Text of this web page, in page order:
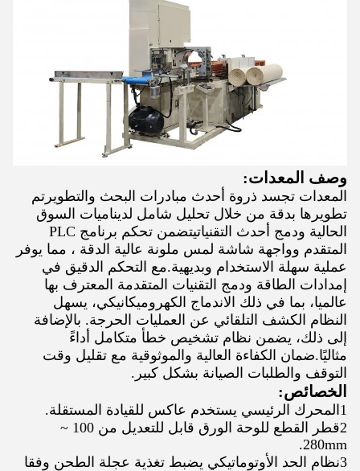
وصف المعدات:
المعدات تجسد ذروة أحدث مبادرات البحث والتطويرتم
تطويرها بدقة من خلال تحليل شامل لديناميات السوق
الحالية ودمج أحدث التقنياتيتضمن تحكم برنامج PLC
المتقدم وواجهة شاشة لمس ملونة عالية الدقة ، مما يوفر
عملية سهلة الاستخدام وبديهية.مع التحكم الدقيق في
إمدادات الطاقة ودمج التقنيات المتقدمة المعترف بها
عالميا، بما في ذلك الاندماج الكهروميكانيكي، يسهل
النظام الكشف التلقائي عن العمليات الحرجة. بالإضافة
إلى ذلك، يضمن نظام تشخيص خطأ متكامل أداءً
مثاليًا.ضمان الكفاءة العالية والموثوقية مع تقليل وقت
التوقف والطلبات الصيانة بشكل كبير.
الخصائص:
1المحرك الرئيسي يستخدم عاكس للقيادة المستقلة.
2قطر القطع للوحة الورق قابل للتعديل من 100 ~
280mm.
3نظام الحد الأوتوماتيكي يضبط تغذية عجلة الطحن وفقا